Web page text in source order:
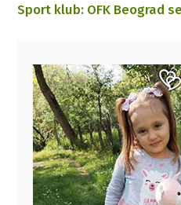
Sport klub: OFK Beograd